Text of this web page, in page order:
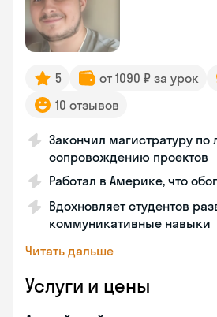
5 от 1090 ₽ за урок
10 отзывов
Закончил магистратуру по
сопровождению проектов
Работал в Америке, что
Вдохновляет студентов
коммуникативные навыки
Читать дальше
Услуги и цены